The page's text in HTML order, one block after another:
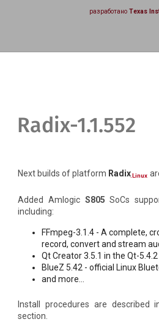
разработано Texas
Radix-1.1.552
Next builds of platform Radix.Linux
Added Amlogic S805 SoCs
including:
FFmpeg-3.1.4 - A complete,
record, convert and stream
Qt Creator 3.5.1 in the Qt-
BlueZ 5.42 - official Linux
and more...
Install procedures are described
section.